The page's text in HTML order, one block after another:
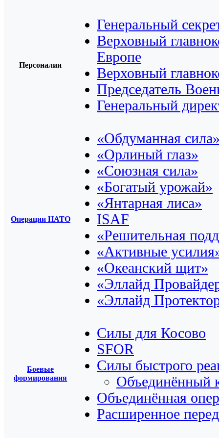
Персоналии
Генеральный
Верховный
Европе
Верховный
Председатель
Генеральный
Операции НАТО
«Обдуманная
«Орлиный глаз»
«Союзная сила»
«Богатый урожай»
«Янтарная лиса»
ISAF
«Решительная
«Активные
«Океанский щит»
«Эллайд
«Эллайд
Боевые
формирования
Силы для Косово
SFOR
Силы быстрого
Объединённый
Объединённая
Расширенное